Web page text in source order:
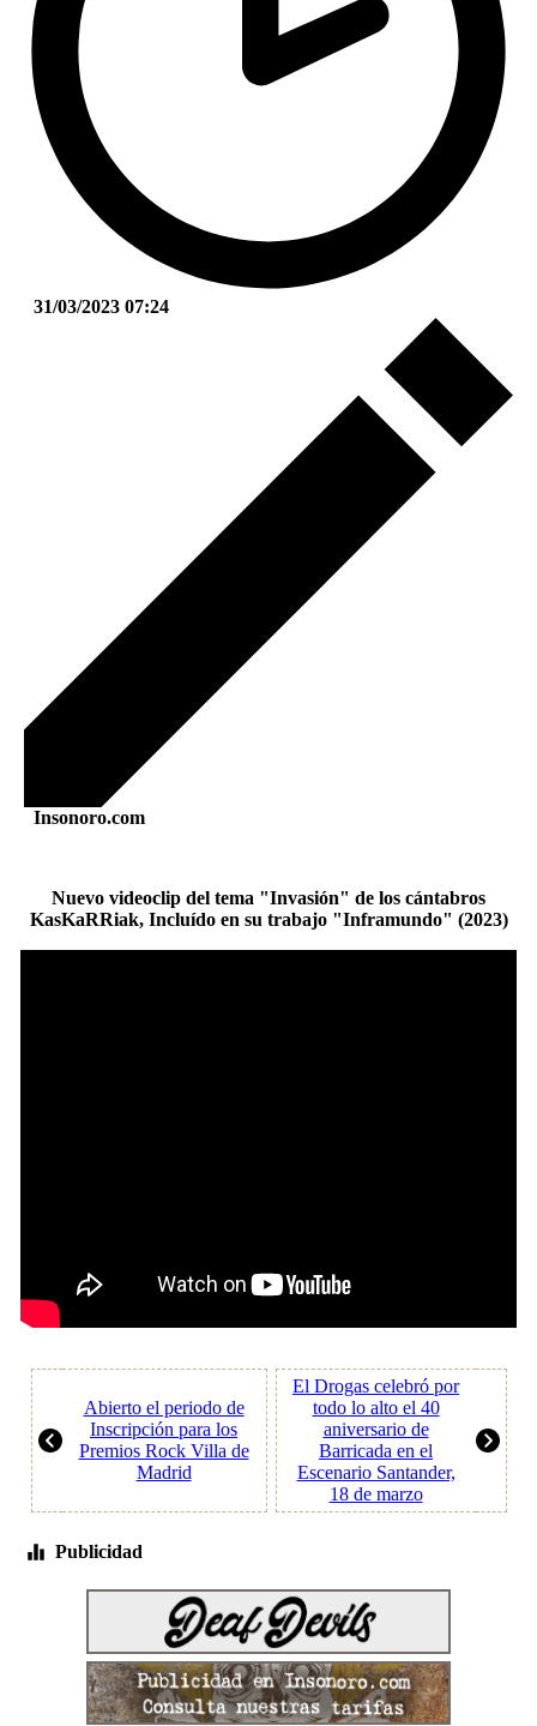
31/03/2023 07:24
Insonoro.com
Nuevo videoclip del tema "Invasión" de los cántabros
KasKaRRiak, Incluído en su trabajo "Inframundo" (2023)
Abierto el periodo de
Inscripción para los
Premios Rock Villa de
Madrid
El Drogas celebró por
todo lo alto el 40
aniversario de
Barricada en el
Escenario Santander,
18 de marzo
Publicidad